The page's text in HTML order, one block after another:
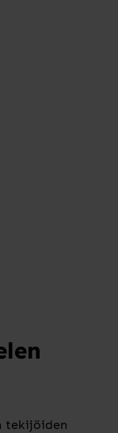
tekijöiden